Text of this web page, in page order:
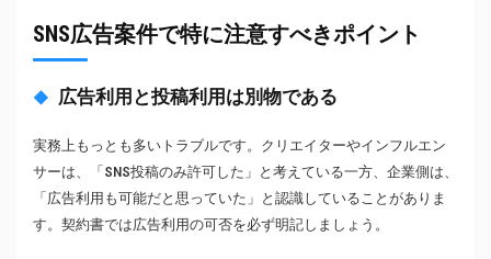
SNS広告案件で特に注意すべきポイント
広告利用と投稿利用は別物である
実務上もっとも多いトラブルです。クリエイターやインフルエン
サーは、「SNS投稿のみ許可した」と考えている一方、企業側は、
「広告利用も可能だと思っていた」と認識していることがありま
す。契約書では広告利用の可否を必ず明記しましょう。